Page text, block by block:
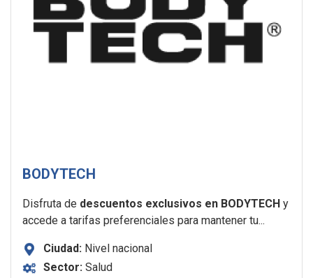
BODYTECH
Disfruta de descuentos exclusivos en BODYTECH y
accede a tarifas preferenciales para mantener tu...
Ciudad: Nivel nacional
Sector: Salud